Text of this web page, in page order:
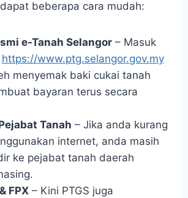
beberapa cara mudah:
e-Tanah Selangor – Masuk
https://www.ptg.selangor.gov.my
menyemak baki cukai tanah
bayaran terus secara
Tanah – Jika anda kurang
internet, anda masih
ke pejabat tanah daerah
FPX – Kini PTGS juga